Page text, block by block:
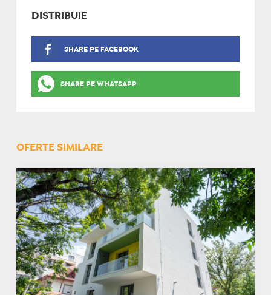
DISTRIBUIE
SHARE PE FACEBOOK
SHARE PE WHATSAPP
OFERTE SIMILARE